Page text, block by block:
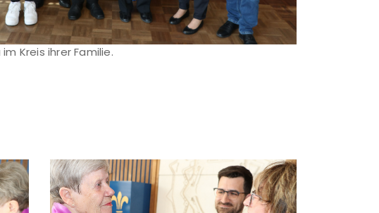
Kreis ihrer Familie.